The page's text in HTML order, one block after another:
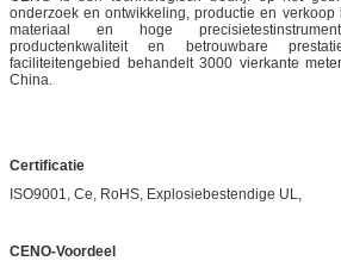
onderzoek en ontwikkeling, productie en
materiaal en hoge
productenkwaliteit en betrouwbare
faciliteitengebied behandelt 3000 vierkante
China.
Certificatie
ISO9001, Ce, RoHS, Explosiebestendige UL,
CENO-Voordeel